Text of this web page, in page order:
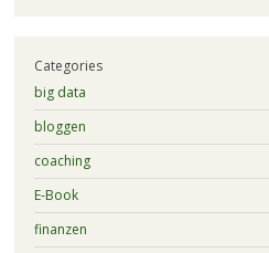
Categories
big data
bloggen
coaching
E-Book
finanzen